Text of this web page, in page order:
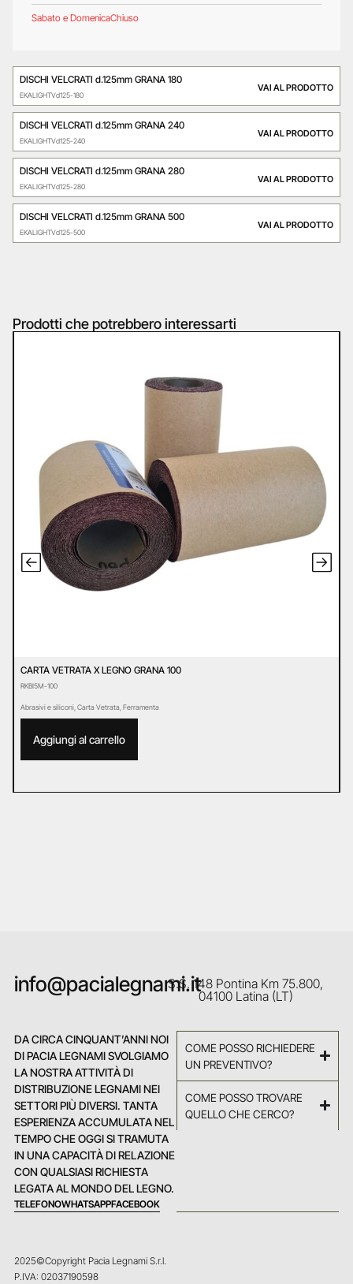
Sabato e DomenicaChiuso
DISCHI VELCRATI d.125mm GRANA 180
EKALIGHTVd125-180
VAI AL PRODOTTO
DISCHI VELCRATI d.125mm GRANA 240
EKALIGHTVd125-240
VAI AL PRODOTTO
DISCHI VELCRATI d.125mm GRANA 280
EKALIGHTVd125-280
VAI AL PRODOTTO
DISCHI VELCRATI d.125mm GRANA 500
EKALIGHTVd125-500
VAI AL PRODOTTO
Prodotti che potrebbero interessarti
CARTA VETRATA X LEGNO GRANA 100
RKBI5M-100
Abrasivi e siliconi Carta Vetrata Ferramenta
Aggiungi al carrello
info@pacialegnami.itS.S. 148 Pontina Km 75.800,
04100 Latina (LT)
DA CIRCA CINQUANT’ANNI NOI
DI PACIA LEGNAMI SVOLGIAMO
LA NOSTRA ATTIVITÀ DI
DISTRIBUZIONE LEGNAMI NEI
SETTORI PIÙ DIVERSI. TANTA
ESPERIENZA ACCUMULATA NEL
TEMPO CHE OGGI SI TRAMUTA
IN UNA CAPACITÀ DI RELAZIONE
CON QUALSIASI RICHIESTA
LEGATA AL MONDO DEL LEGNO.
TELEFONOWHATSAPPFACEBOOK
COME POSSO RICHIEDERE
UN PREVENTIVO?
COME POSSO TROVARE
QUELLO CHE CERCO?
2025©Copyright Pacia Legnami S.r.l.
P.IVA: 02037190598